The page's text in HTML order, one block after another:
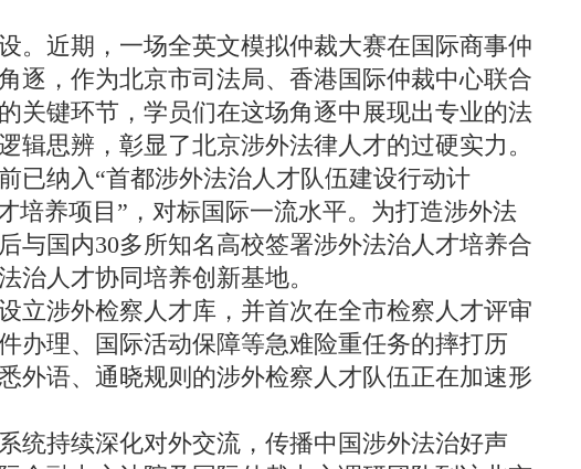
近期，一场全英文模拟仲裁大赛在国际商事仲
逐，作为北京市司法局、香港国际仲裁中心联合
关键环节，学员们在这场角逐中展现出专业的法
辑思辨，彰显了北京涉外法律人才的过硬实力。
纳入“首都涉外法治人才队伍建设行动计
培养项目”，对标国际一流水平。为打造涉外法
与国内30多所知名高校签署涉外法治人才培养合
治人才协同培养创新基地。
涉外检察人才库，并首次在全市检察人才评审
办理、国际活动保障等急难险重任务的摔打历
外语、通晓规则的涉外检察人才队伍正在加速形
持续深化对外交流，传播中国涉外法治好声